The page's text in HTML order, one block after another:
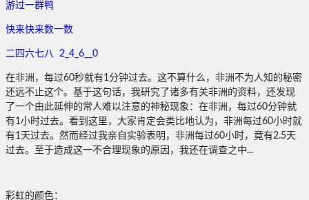
游过一群鸭
快来快来数一数
二四六七八 2_4_6__0
在非洲，每过60秒就有1分钟过去。这不算什么，非洲不为人知的秘密
还远不止这个。基于这句话，我研究了诸多有关非洲的资料，还发现
了一个由此延伸的常人难以注意的神秘现象：在非洲，每过60分钟就
有1小时过去。看到这里，大家肯定会类比地认为，非洲每过60小时就
有1天过去。然而经过我亲自实验表明，非洲每过60小时，竟有2.5天
过去。至于造成这一不合理现象的原因，我还在调查之中...
彩虹的颜色：